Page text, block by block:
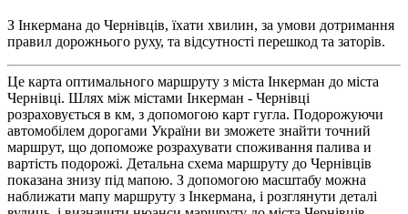
З Інкермана до Чернівців, їхати хвилин, за умови дотримання
правил дорожнього руху, та відсутності перешкод та заторів.
Це карта оптимального маршруту з міста Інкерман до міста
Чернівці. Шлях між містами Інкерман - Чернівці
розраховується в км, з допомогою карт гугла. Подорожуючи
автомобілем дорогами України ви зможете знайти точний
маршрут, що допоможе розрахувати споживання палива и
вартість подорожі. Детальна схема маршруту до Чернівців
показана знизу під мапою. З допомогою масштабу можна
наближати мапу маршруту з Інкермана, і розглянути деталі